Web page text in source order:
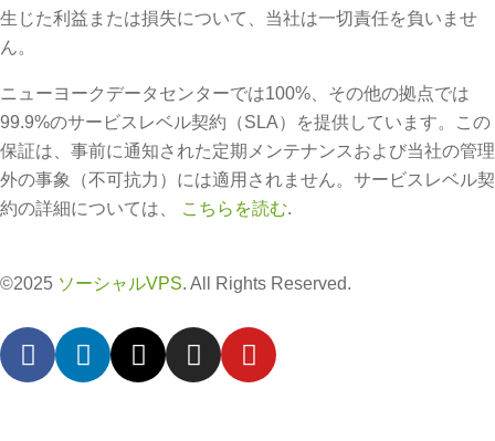
生じた利益または損失について、当社は一切責任を負いませ
ん。
ニューヨークデータセンターでは100%、その他の拠点では
99.9%のサービスレベル契約（SLA）を提供しています。この
保証は、事前に通知された定期メンテナンスおよび当社の管理
外の事象（不可抗力）には適用されません。サービスレベル契
約の詳細については、
こちらを読む.
©2025 ソーシャルVPS. All Rights Reserved.